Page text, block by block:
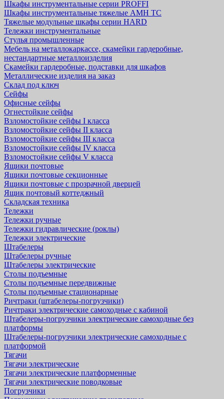
Шкафы инструментальные серии PROFFI
Шкафы инструментальные тяжелые AMH TC
Тяжелые модульные шкафы серии HARD
Тележки инструментальные
Стулья промышленные
Мебель на металлокаркассе, скамейки гардеробные,
нестандартные металлоизделия
Скамейки гардеробные, подставки для шкафов
Металлические изделия на заказ
Склад под ключ
Сейфы
Офисные сейфы
Огнестойкие сейфы
Взломостойкие сейфы I класса
Взломостойкие сейфы II класса
Взломостойкие сейфы III класса
Взломостойкие сейфы IV класса
Взломостойкие сейфы V класса
Ящики почтовые
Ящики почтовые секционные
Ящики почтовые с прозрачной дверцей
Ящик почтовый коттеджный
Складская техника
Тележки
Тележки ручные
Тележки гидравлические (роклы)
Тележки электрические
Штабелеры
Штабелеры ручные
Штабелеры электрические
Столы подъемные
Столы подъемные передвижные
Столы подъемные стационарные
Ричтраки (штабелеры-погрузчики)
Ричтраки электрические самоходные с кабиной
Штабелеры-погрузчики электрические самоходные без
платформы
Штабелеры-погрузчики электрические самоходные с
платформой
Тягачи
Тягачи электрические
Тягачи электрические платформенные
Тягачи электрические поводковые
Погрузчики